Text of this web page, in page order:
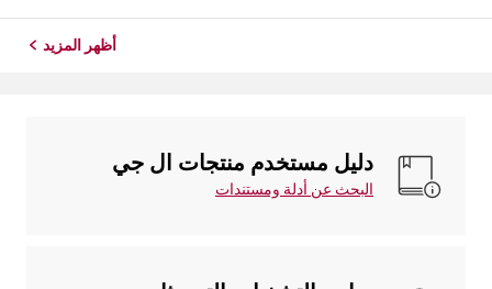
أظهر المزيد
دليل مستخدم منتجات ال جي
البحث عن أدلة ومستندات